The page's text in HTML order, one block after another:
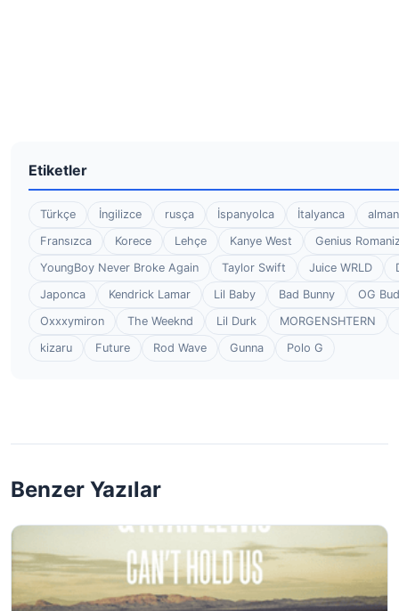
Etiketler
Türkçe İngilizce rusça İspanyolca İtalyanca
Fransızca
Korece Lehçe Kanye West
Genius
YoungBoy Never Broke Again
Taylor Swift Juice WRLD
Japonca
Kendrick Lamar Lil Baby Bad Bunny
OG
Oxxxymiron
The Weeknd Lil Durk
MORGENSHTERN
kizaru
Future Rod Wave Gunna Polo G
Benzer Yazılar